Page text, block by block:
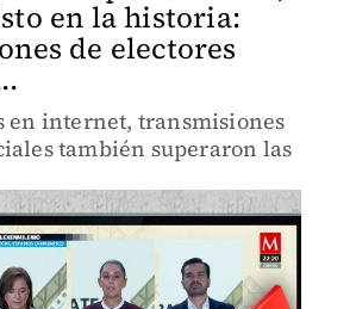
en la historia:
de electores
en internet, transmisiones
también superaron las